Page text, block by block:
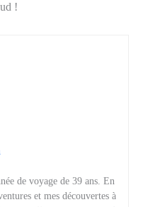
!
de voyage de 39 ans. En
et mes découvertes à